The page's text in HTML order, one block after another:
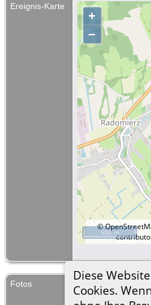
Diese
Cookies.
Ereignis-Karte
+
–
©
500 m
Fotos